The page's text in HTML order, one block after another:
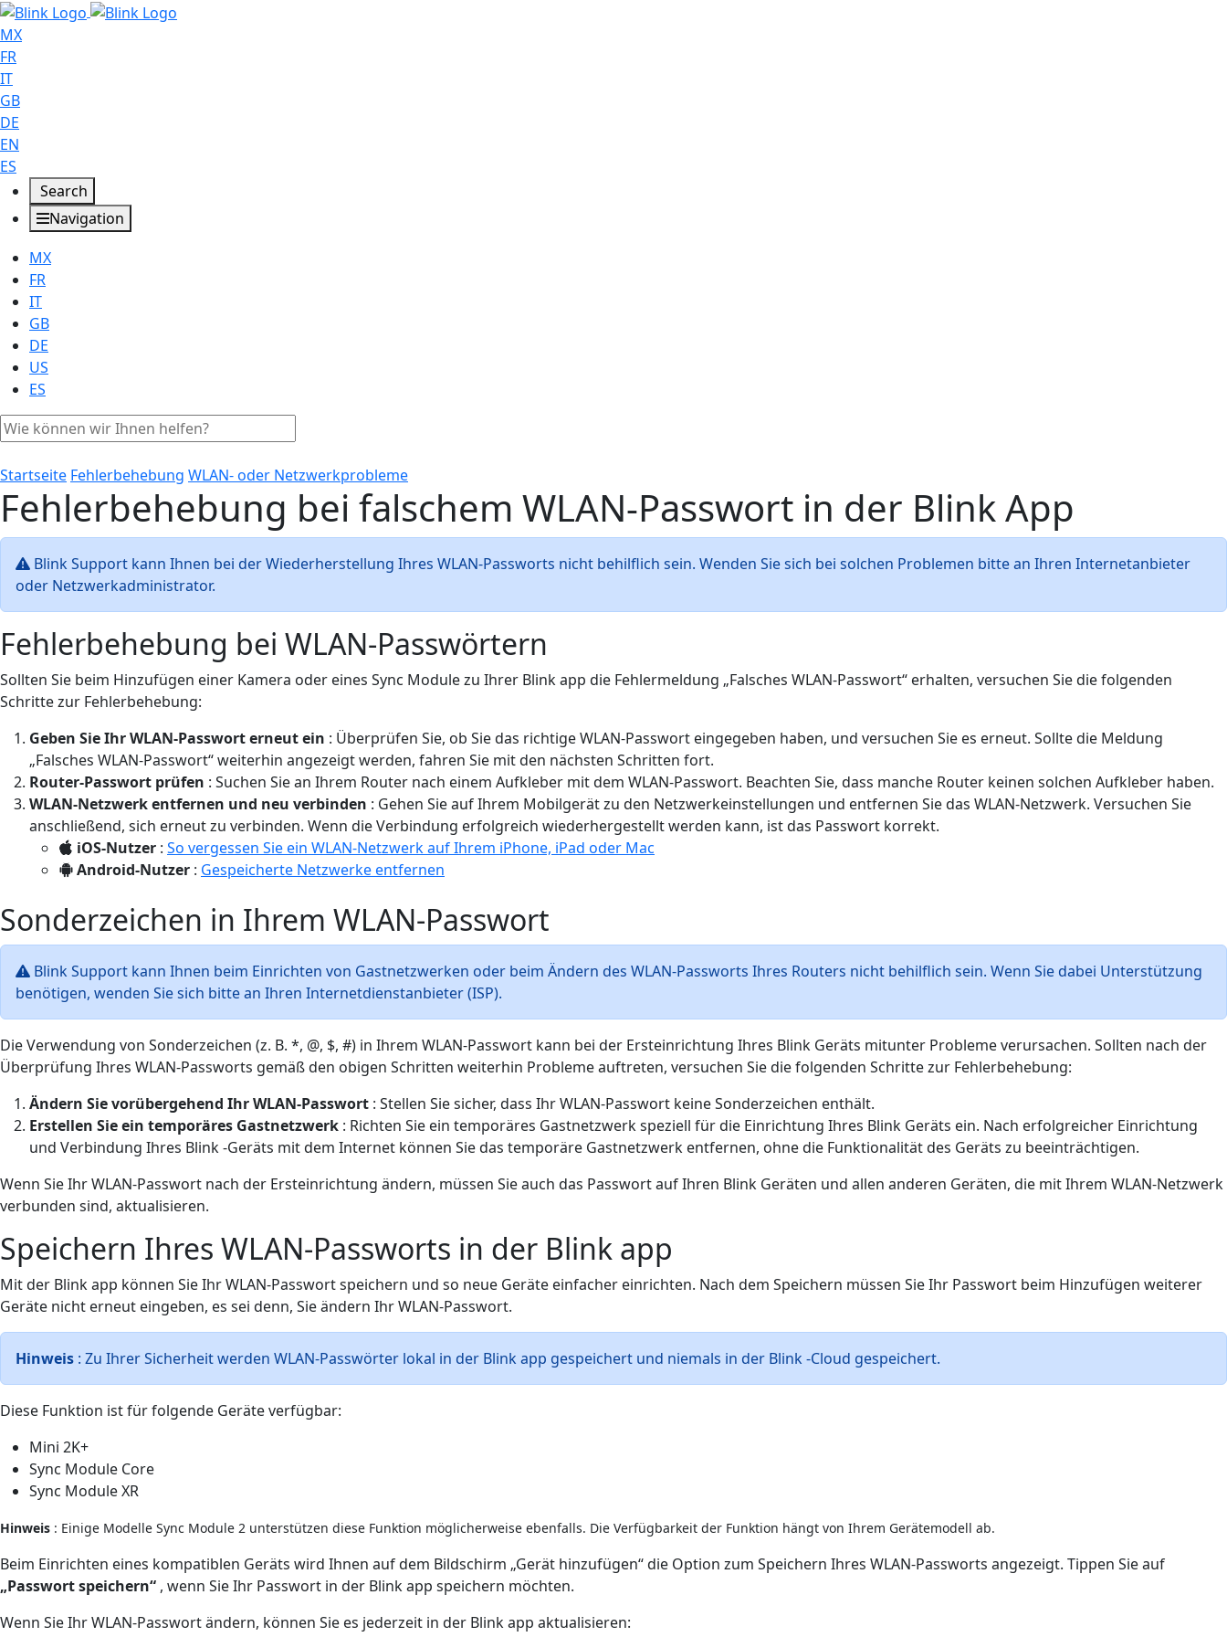
MX
FR
IT
GB
DE
EN
ES
Search
Navigation
MX
FR
IT
GB
DE
US
ES
Startseite Fehlerbehebung WLAN- oder Netzwerkprobleme
Fehlerbehebung bei falschem WLAN-Passwort in der Blink App
Blink Support kann Ihnen bei der Wiederherstellung Ihres WLAN-Passworts nicht behilflich sein. Wenden Sie sich bei solchen Problemen bitte an Ihren Internetanbieter
oder Netzwerkadministrator.
Fehlerbehebung bei WLAN-Passwörtern
Sollten Sie beim Hinzufügen einer Kamera oder eines Sync Module zu Ihrer Blink app die Fehlermeldung „Falsches WLAN-Passwort“ erhalten, versuchen Sie die folgenden
Schritte zur Fehlerbehebung:
Geben Sie Ihr WLAN-Passwort erneut ein : Überprüfen Sie, ob Sie das richtige WLAN-Passwort eingegeben haben, und versuchen Sie es erneut. Sollte die Meldung
„Falsches WLAN-Passwort“ weiterhin angezeigt werden, fahren Sie mit den nächsten Schritten fort.
Router-Passwort prüfen : Suchen Sie an Ihrem Router nach einem Aufkleber mit dem WLAN-Passwort. Beachten Sie, dass manche Router keinen solchen Aufkleber haben.
WLAN-Netzwerk entfernen und neu verbinden : Gehen Sie auf Ihrem Mobilgerät zu den Netzwerkeinstellungen und entfernen Sie das WLAN-Netzwerk. Versuchen Sie
anschließend, sich erneut zu verbinden. Wenn die Verbindung erfolgreich wiederhergestellt werden kann, ist das Passwort korrekt.
iOS-Nutzer : So vergessen Sie ein WLAN-Netzwerk auf Ihrem iPhone, iPad oder Mac
Android-Nutzer : Gespeicherte Netzwerke entfernen
Sonderzeichen in Ihrem WLAN-Passwort
Blink Support kann Ihnen beim Einrichten von Gastnetzwerken oder beim Ändern des WLAN-Passworts Ihres Routers nicht behilflich sein. Wenn Sie dabei Unterstützung
benötigen, wenden Sie sich bitte an Ihren Internetdienstanbieter (ISP).
Die Verwendung von Sonderzeichen (z. B. *, @, $, #) in Ihrem WLAN-Passwort kann bei der Ersteinrichtung Ihres Blink Geräts mitunter Probleme verursachen. Sollten nach der
Überprüfung Ihres WLAN-Passworts gemäß den obigen Schritten weiterhin Probleme auftreten, versuchen Sie die folgenden Schritte zur Fehlerbehebung:
Ändern Sie vorübergehend Ihr WLAN-Passwort : Stellen Sie sicher, dass Ihr WLAN-Passwort keine Sonderzeichen enthält.
Erstellen Sie ein temporäres Gastnetzwerk : Richten Sie ein temporäres Gastnetzwerk speziell für die Einrichtung Ihres Blink Geräts ein. Nach erfolgreicher Einrichtung
und Verbindung Ihres Blink -Geräts mit dem Internet können Sie das temporäre Gastnetzwerk entfernen, ohne die Funktionalität des Geräts zu beeinträchtigen.
Wenn Sie Ihr WLAN-Passwort nach der Ersteinrichtung ändern, müssen Sie auch das Passwort auf Ihren Blink Geräten und allen anderen Geräten, die mit Ihrem WLAN-Netzwerk
verbunden sind, aktualisieren.
Speichern Ihres WLAN-Passworts in der Blink app
Mit der Blink app können Sie Ihr WLAN-Passwort speichern und so neue Geräte einfacher einrichten. Nach dem Speichern müssen Sie Ihr Passwort beim Hinzufügen weiterer
Geräte nicht erneut eingeben, es sei denn, Sie ändern Ihr WLAN-Passwort.
Hinweis : Zu Ihrer Sicherheit werden WLAN-Passwörter lokal in der Blink app gespeichert und niemals in der Blink -Cloud gespeichert.
Diese Funktion ist für folgende Geräte verfügbar:
Mini 2K+
Sync Module Core
Sync Module XR
Hinweis : Einige Modelle Sync Module 2 unterstützen diese Funktion möglicherweise ebenfalls. Die Verfügbarkeit der Funktion hängt von Ihrem Gerätemodell ab.
Beim Einrichten eines kompatiblen Geräts wird Ihnen auf dem Bildschirm „Gerät hinzufügen“ die Option zum Speichern Ihres WLAN-Passworts angezeigt. Tippen Sie auf
„Passwort speichern“ , wenn Sie Ihr Passwort in der Blink app speichern möchten.
Wenn Sie Ihr WLAN-Passwort ändern, können Sie es jederzeit in der Blink app aktualisieren: